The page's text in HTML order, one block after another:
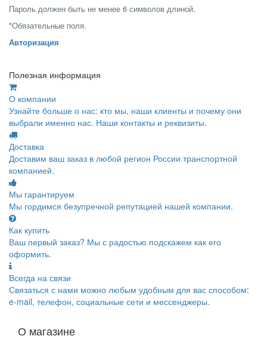
Пароль должен быть не менее 6 символов длиной.
*Обязательные поля.
Авторизация
Полезная информация
О компании
Узнайте больше о нас: кто мы, наши клиенты и почему они
выбрали именно нас. Наши контакты и реквизиты.
Доставка
Доставим ваш заказ в любой регион России транспортной
компанией.
Мы гарантируем
Мы гордимся безупречной репутацией нашей компании.
Как купить
Ваш первый заказ? Мы с радостью подскажем как его
оформить.
Всегда на связи
Связаться с нами можно любым удобным для вас способом:
e-mail, телефон, социальные сети и мессенджеры.
О магазине